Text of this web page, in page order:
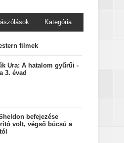
Kategória
filmek
Ura: A hatalom gyűrűi -
3. évad
befejezése
volt, végső búcsú a